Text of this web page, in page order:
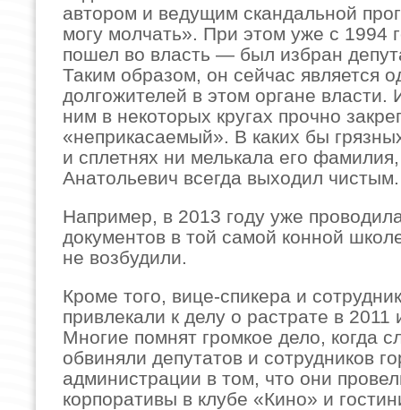
автором и ведущим скандальной
могу молчать». При этом уже с 1994
пошел во власть — был избран
Таким образом, он сейчас является
долгожителей в этом органе власти.
ним в некоторых кругах прочно
«неприкасаемый». В каких бы
и сплетнях ни мелькала его
Анатольевич всегда выходил чистым.
Например, в 2013 году уже
документов в той самой конной
не возбудили.
Кроме того, вице-спикера и
привлекали к делу о растрате в 2011
Многие помнят громкое дело, когда
обвиняли депутатов и сотрудников
администрации в том, что они
корпоративы в клубе «Кино» и